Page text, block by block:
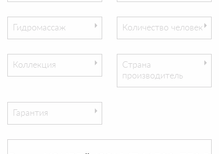
Гидромассаж Количество человек
Коллекция
Страна
производитель
Гарантия